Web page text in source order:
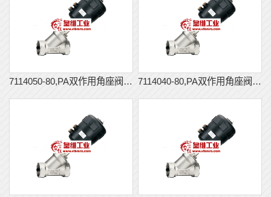
7114050-80,PA双作用角座阀,... 7114040-80,PA双作用角座阀,...